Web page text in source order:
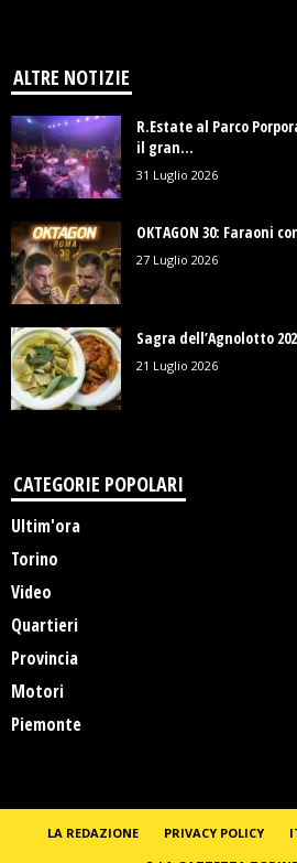
ALTRE NOTIZIE
R.Estate al Parco
il gran...
31 Luglio 2026
OKTAGON 30: Faraoni
27 Luglio 2026
Sagra dell’Agnolotto
21 Luglio 2026
CATEGORIE POPOLARI
Ultim'ora
Torino
Video
Quartieri
Provincia
Motori
Piemonte
LA REDAZIONE PRIVACY POLICY